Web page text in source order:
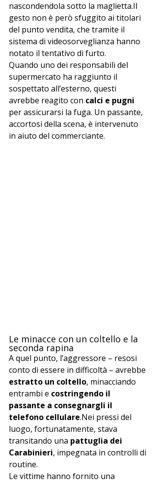
nascondendola sotto la maglietta.Il
gesto non è però sfuggito ai titolari
del punto vendita, che tramite il
sistema di videosorveglianza hanno
notato il tentativo di furto.
Quando uno dei responsabili del
supermercato ha raggiunto il
sospettato all’esterno, questi
avrebbe reagito con calci e pugni
per assicurarsi la fuga. Un passante,
accortosi della scena, è intervenuto
in aiuto del commerciante.
Le minacce con un coltello e la
seconda rapina
A quel punto, l’aggressore – resosi
conto di essere in difficoltà – avrebbe
estratto un coltello, minacciando
entrambi e costringendo il
passante a consegnargli il
telefono cellulare.Nei pressi del
luogo, fortunatamente, stava
transitando una pattuglia dei
Carabinieri, impegnata in controlli di
routine.
Le vittime hanno fornito una